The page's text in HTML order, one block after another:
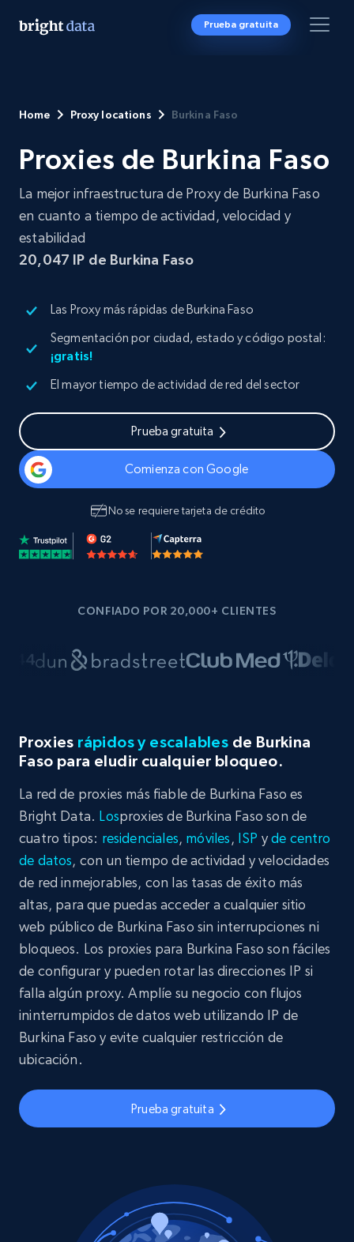
Prueba gratuita
Home Proxy locations Burkina Faso
Proxies de Burkina Faso
La mejor infraestructura de Proxy de Burkina Faso
en cuanto a tiempo de actividad, velocidad y
estabilidad
20,047 IP de Burkina Faso
Las Proxy más rápidas de Burkina Faso
Segmentación por ciudad, estado y código postal:
¡gratis!
El mayor tiempo de actividad de red del sector
Prueba gratuita
Comienza con Google
No se requiere tarjeta de crédito
CONFIADO POR 20,000+ CLIENTES
Proxies rápidos y escalables de Burkina
Faso para eludir cualquier bloqueo.
La red de proxies más fiable de Burkina Faso es
Bright Data. Losproxies de Burkina Faso son de
cuatro tipos: residenciales, móviles, ISP yde centro
de datos, con un tiempo de actividad y velocidades
de red inmejorables, con las tasas de éxito más
altas, para que puedas acceder a cualquier sitio
web público de Burkina Faso sin interrupciones ni
bloqueos. Los proxies para Burkina Faso son fáciles
de configurar y pueden rotar las direcciones IP si
falla algún proxy. Amplíe su negocio con flujos
ininterrumpidos de datos web utilizando IP de
Burkina Faso y evite cualquier restricción de
ubicación.
Prueba gratuita